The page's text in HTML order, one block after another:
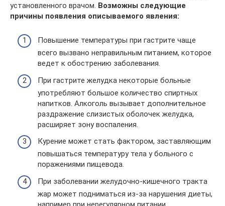
установленного врачом. Возможны следующие
причины появления описываемого явления:
Повышение температуры при гастрите чаще
всего вызвано неправильным питанием, которое
ведет к обострению заболевания.
При гастрите желудка некоторые больные
употребляют большое количество спиртных
напитков. Алкоголь вызывает дополнительное
раздражение слизистых оболочек желудка,
расширяет зону воспаления.
Курение может стать фактором, заставляющим
повышаться температуру тела у больного с
поражениями пищевода.
При заболевании желудочно-кишечного тракта
жар может подниматься из-за нарушения диеты,